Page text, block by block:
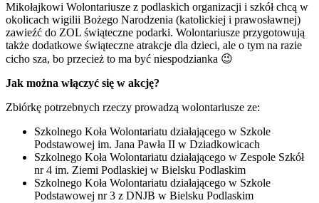
Mikołajkowi Wolontariusze z podlaskich organizacji i szkół chcą w
okolicach wigilii Bożego Narodzenia (katolickiej i prawosławnej)
zawieźć do ZOL świąteczne podarki. Wolontariusze przygotowują
także dodatkowe świąteczne atrakcje dla dzieci, ale o tym na razie
cicho sza, bo przecież to ma być niespodzianka 😉
Jak można włączyć się w akcję?
Zbiórkę potrzebnych rzeczy prowadzą wolontariusze ze:
Szkolnego Koła Wolontariatu działającego w Szkole
Podstawowej im. Jana Pawła II w Dziadkowicach
Szkolnego Koła Wolontariatu działającego w Zespole Szkół
nr 4 im. Ziemi Podlaskiej w Bielsku Podlaskim
Szkolnego Koła Wolontariatu działającego w Szkole
Podstawowej nr 3 z DNJB w Bielsku Podlaskim